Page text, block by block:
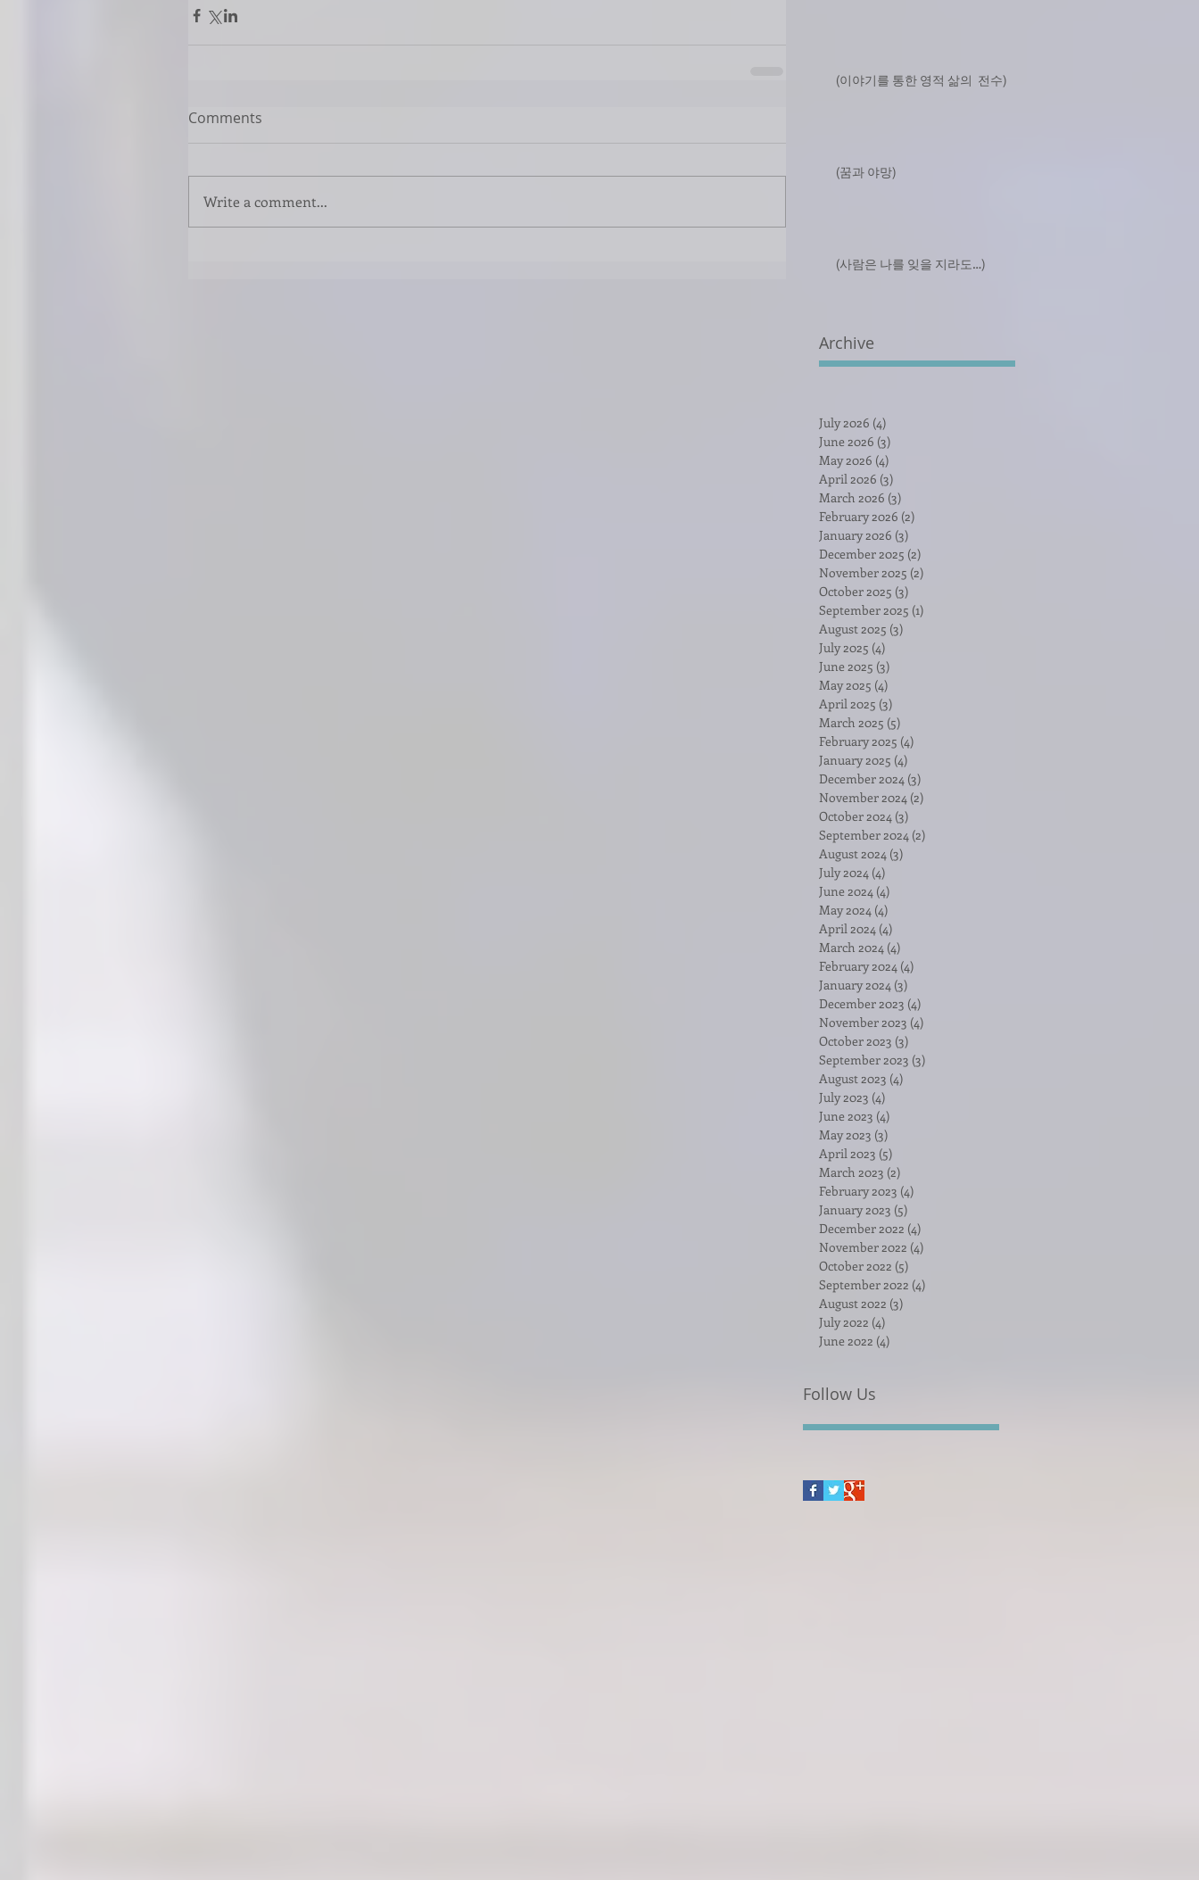
Comments
Write a comment...
(이야기를 통한 영적 삶의 전수)
(꿈과 야망)
(사람은 나를 잊을 지라도…)
Archive
July 2026 (4)
June 2026 (3)
May 2026 (4)
April 2026 (3)
March 2026 (3)
February 2026 (2)
January 2026 (3)
December 2025 (2)
November 2025 (2)
October 2025 (3)
September 2025 (1)
August 2025 (3)
July 2025 (4)
June 2025 (3)
May 2025 (4)
April 2025 (3)
March 2025 (5)
February 2025 (4)
January 2025 (4)
December 2024 (3)
November 2024 (2)
October 2024 (3)
September 2024 (2)
August 2024 (3)
July 2024 (4)
June 2024 (4)
May 2024 (4)
April 2024 (4)
March 2024 (4)
February 2024 (4)
January 2024 (3)
December 2023 (4)
November 2023 (4)
October 2023 (3)
September 2023 (3)
August 2023 (4)
July 2023 (4)
June 2023 (4)
May 2023 (3)
April 2023 (5)
March 2023 (2)
February 2023 (4)
January 2023 (5)
December 2022 (4)
November 2022 (4)
October 2022 (5)
September 2022 (4)
August 2022 (3)
July 2022 (4)
June 2022 (4)
Follow Us